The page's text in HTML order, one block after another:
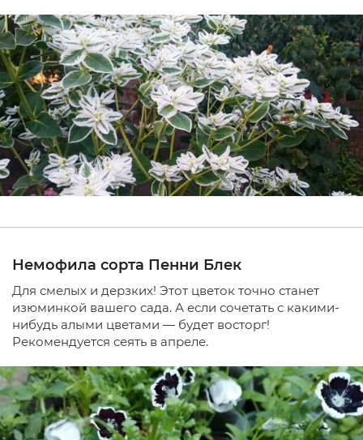
Немофила сорта Пенни Блек
Для смелых и дерзких! Этот цветок точно станет
изюминкой вашего сада. А если сочетать с какими-
нибудь алыми цветами — будет восторг!
Рекомендуется сеять в апреле.